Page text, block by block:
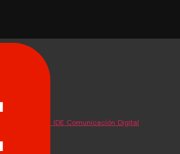
IDE Comunicación Digital